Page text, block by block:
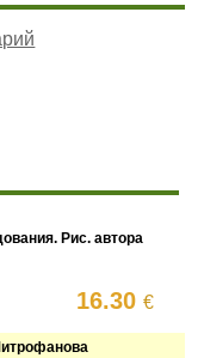
Рис. автора
16.30€